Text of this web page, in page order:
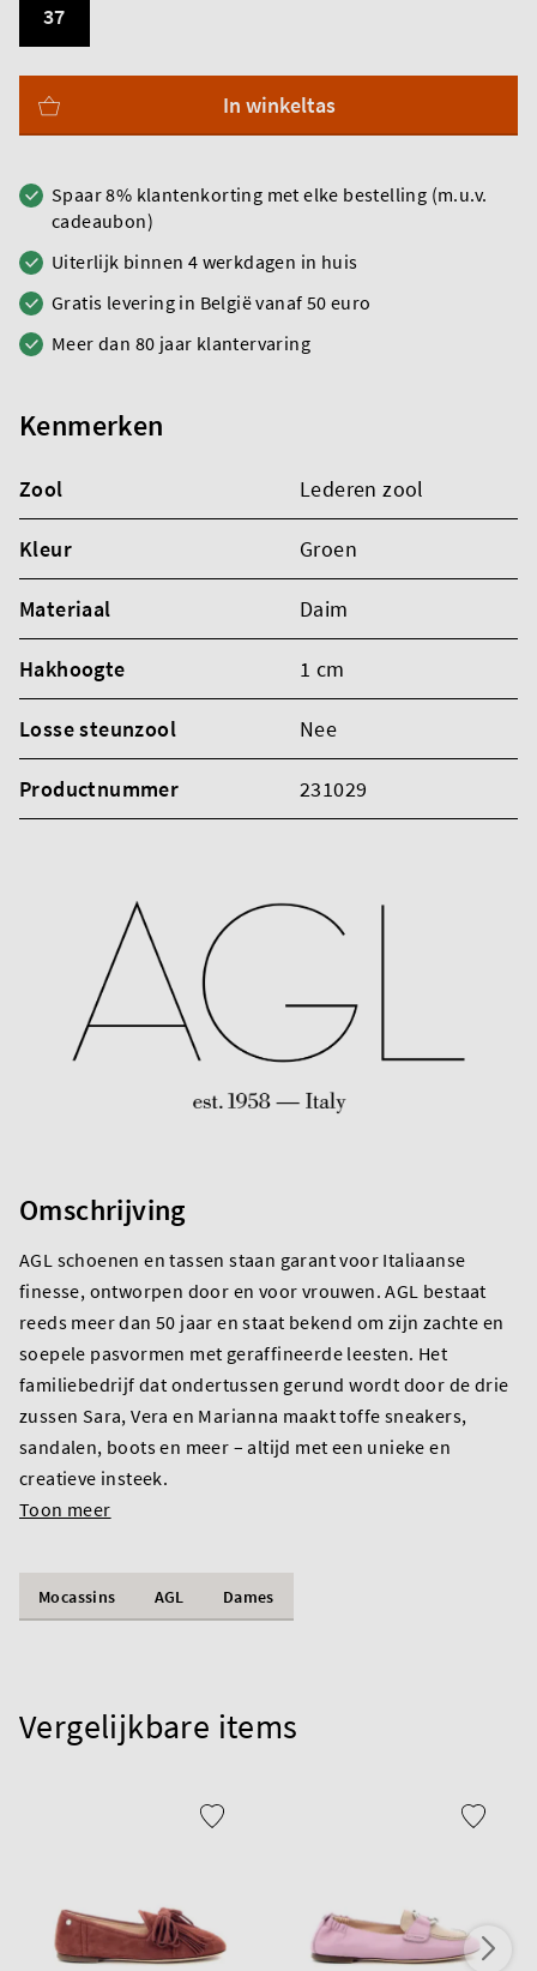
37
In winkeltas
Spaar 8% klantenkorting met elke bestelling (m.u.v.
cadeaubon)
Uiterlijk binnen 4 werkdagen in huis
Gratis levering in België vanaf 50 euro
Meer dan 80 jaar klantervaring
Kenmerken
Zool Lederen zool
Kleur Groen
Materiaal Daim
Hakhoogte 1 cm
Losse steunzool Nee
Productnummer 231029
Omschrijving
AGL schoenen en tassen staan garant voor Italiaanse
finesse, ontworpen door en voor vrouwen. AGL bestaat
reeds meer dan 50 jaar en staat bekend om zijn zachte en
soepele pasvormen met geraffineerde leesten. Het
familiebedrijf dat ondertussen gerund wordt door de drie
zussen Sara, Vera en Marianna maakt toffe sneakers,
sandalen, boots en meer – altijd met een unieke en
creatieve insteek.
Toon meer
Mocassins AGL Dames
Vergelijkbare items